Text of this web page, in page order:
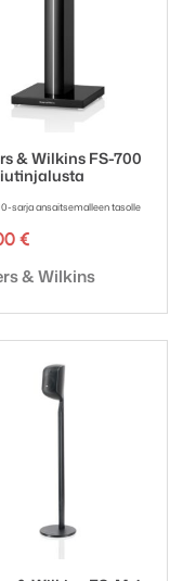
& Wilkins FS-700
sarja ansaitsemalleen tasolle
€
& Wilkins